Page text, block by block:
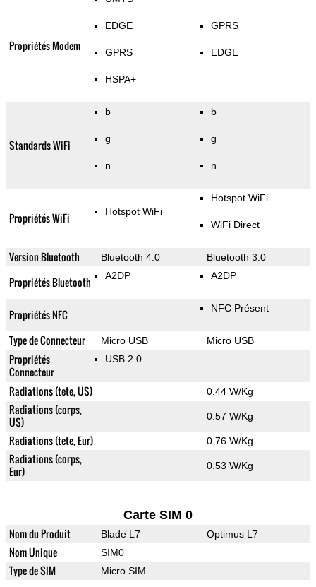
Propriétés Modem
EDGE
GPRS
HSPA+
GPRS
EDGE
Standards WiFi
b
g
n
b
g
n
Propriétés WiFi Hotspot WiFi
Hotspot WiFi
WiFi Direct
Version Bluetooth Bluetooth 4.0 Bluetooth 3.0
Propriétés Bluetooth A2DP A2DP
Propriétés NFC NFC Présent
Type de Connecteur Micro USB Micro USB
Propriétés
Connecteur
USB 2.0
Radiations (tete, US) 0.44 W/Kg
Radiations (corps,
US)
0.57 W/Kg
Radiations (tete, Eur) 0.76 W/Kg
Radiations (corps,
Eur)
0.53 W/Kg
Carte SIM 0
Nom du Produit Blade L7 Optimus L7
Nom Unique SIM0
Type de SIM Micro SIM